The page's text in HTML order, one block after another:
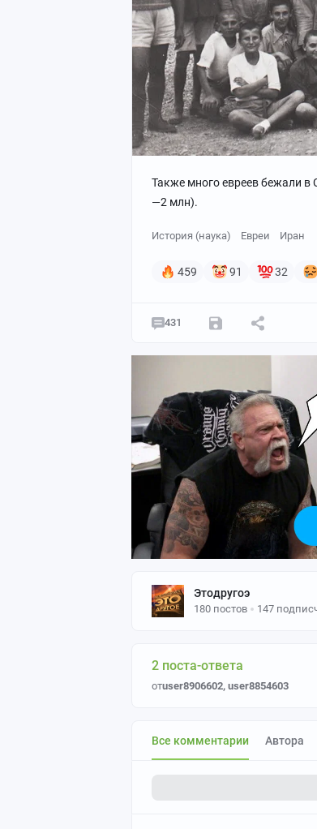
Также много евреев бежали в
—2 млн).
История (наука) Евреи Иран
459 91 32
431
Этодругоэ
180 постов 147
2 поста-ответа
отuser8906602, user8854603
Все комментарии Автора